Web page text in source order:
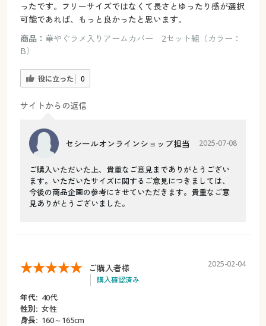
ったです。フリーサイズではなくて長さとゆったり感が選択
可能であれば、もっと良かったと思います。
商品： 華やぐラメ入りアームカバー 2セット組（カラー：
B）
役に立った 0
サイトからの返信
セシールオンラインショップ担当 2025-07-08
ご購入いただいた上、貴重なご意見までありがとうござい
ます。いただいたサイズに関するご意見につきましては、
今後の商品企画の参考にさせていただきます。貴重なご意
見ありがとうございました。
ご購入者様
購入確認済み
2025-02-04
年代: 40代
性別: 女性
身長: 160～165cm